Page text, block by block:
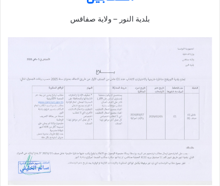
بلدية النور – ولاية صفاقس